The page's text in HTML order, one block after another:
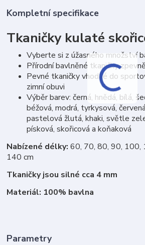
Kompletní specifikace
Tkaničky kulaté
Vyberte si z úžasného množství
Přírodní bavlněné tkaničky
Pevné tkaničky vhodné do
zimní obuvi
Výběr barev: černá, hnědá, bílá,
béžová, modrá, tyrkysová,
pastelová žlutá, khaki, světle
písková, skořicová a koňaková
Nabízené délky: 60, 70, 80, 90, 100,
140 cm
Tkaničky jsou silné cca 4 mm
Materiál: 100% bavlna
Parametry